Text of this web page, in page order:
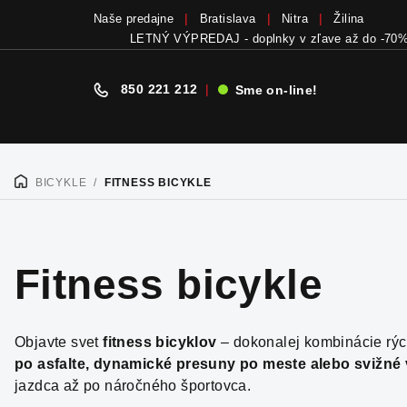
na
obsah
Naše predajne Bratislava Nitra Žilina
Bicykle a elektrobicykle SCOTT teraz skladom
850 221 212 | Sme on-line!
DOMOVBICYKLE / FITNESS BICYKLE
Fitness bicykle
Objavte svetfitness bicyklov – dokonalej kombinácie
po asfalte, dynamické presuny po meste alebo
jazdca až po náročného športovca.